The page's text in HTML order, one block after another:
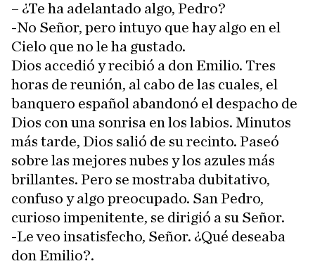
– ¿Te ha adelantado algo, Pedro?
-No Señor, pero intuyo que hay algo en el
Cielo que no le ha gustado.
Dios accedió y recibió a don Emilio. Tres
horas de reunión, al cabo de las cuales, el
banquero español abandonó el despacho de
Dios con una sonrisa en los labios. Minutos
más tarde, Dios salió de su recinto. Paseó
sobre las mejores nubes y los azules más
brillantes. Pero se mostraba dubitativo,
confuso y algo preocupado. San Pedro,
curioso impenitente, se dirigió a su Señor.
-Le veo insatisfecho, Señor. ¿Qué deseaba
don Emilio?.